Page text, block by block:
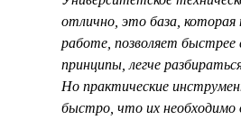
отлично, это база, которая
работе, позволяет
принципы, легче
Но практические
быстро, что их необходимо